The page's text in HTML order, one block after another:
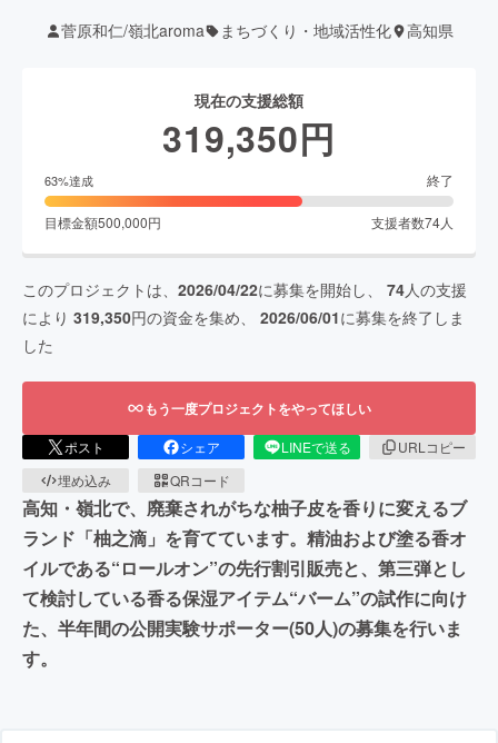
菅原和仁/嶺北aroma まちづくり・地域活性化 高知県
現在の支援総額
319,350円
63%達成 終了
目標金額500,000円 支援者数74人
このプロジェクトは、 2026/04/22に募集を開始し、 74人の支援
により 319,350円の資金を集め、 2026/06/01に募集を終了しま
した
もう一度プロジェクトをやってほしい
ポスト シェア LINEで送る
URLコピー
埋め込み
QRコード
高知・嶺北で、廃棄されがちな柚子皮を香りに変えるブ
ランド「柚之滴」を育てています。精油および塗る香オ
イルである“ロールオン”の先行割引販売と、第三弾とし
て検討している香る保湿アイテム“バーム”の試作に向け
た、半年間の公開実験サポーター(50人)の募集を行いま
す。